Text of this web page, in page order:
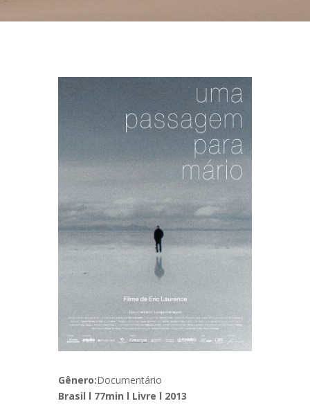
Gênero:Documentário
Brasil l 77min l Livre l 2013